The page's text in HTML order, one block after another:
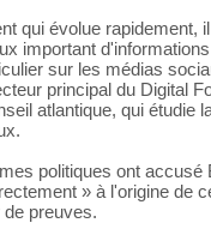
qui évolue rapidement,
important
sur les médias
principal du Digital
atlantique, qui étudie
politiques ont accusé
» à l'origine de
preuves.